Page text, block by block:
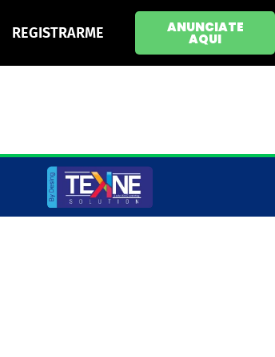
REGISTRARME ANUNCIATE
AQUI